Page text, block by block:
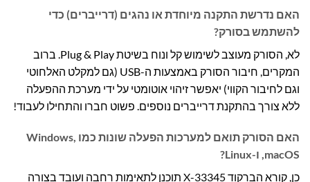
האם נדרשת התקנה מיוחדת או נהגים (דרייברים) כדי
להשתמש בסורק?
לא, הסורק מעוצב לשימוש קל ונוח בשיטת Plug & Play. ברוב
המקרים, חיבור הסורק באמצעות ה-USB (גם למקלט האלחוטי
וגם לחיבור הקווי) יאפשר זיהוי אוטומטי על ידי מערכת ההפעלה
ללא צורך בהתקנת דרייברים נוספים. פשוט חברו והתחילו לעבוד!
האם הסורק תואם למערכות הפעלה שונות כמו Windows,
macOS, ו-Linux?
כן, קורא הברקוד X-33345 תוכנן לתאימות רחבה ועובד בצורה